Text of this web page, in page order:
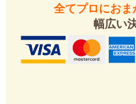
全てプロにおま
幅広い